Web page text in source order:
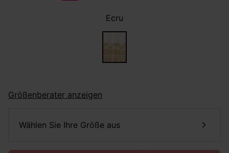
Ecru
Größenberater anzeigen
Wählen Sie Ihre Größe aus